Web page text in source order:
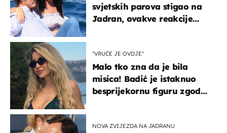
svjetskih parova stigao na
Jadran, ovakve reakcije
"VRUĆE JE OVDJE"
Malo tko zna da je bila
misica! Badić je istaknuo
besprijekornu figuru zgodne
NOVA ZVIJEZDA NA JADRANU